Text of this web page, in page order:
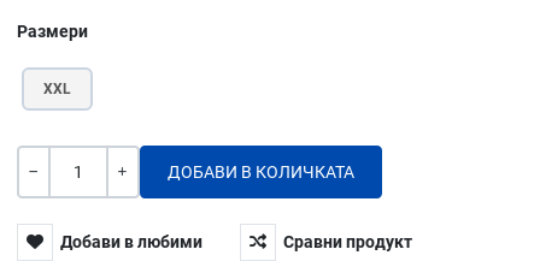
Размери
XXL
Количество
Добави в любими Сравни продукт